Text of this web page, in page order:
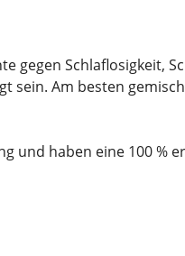
gegen Schlaflosigkeit,
sein. Am besten
und haben eine 100 %